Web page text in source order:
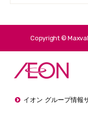
Copyright ©
イオン グループ情報